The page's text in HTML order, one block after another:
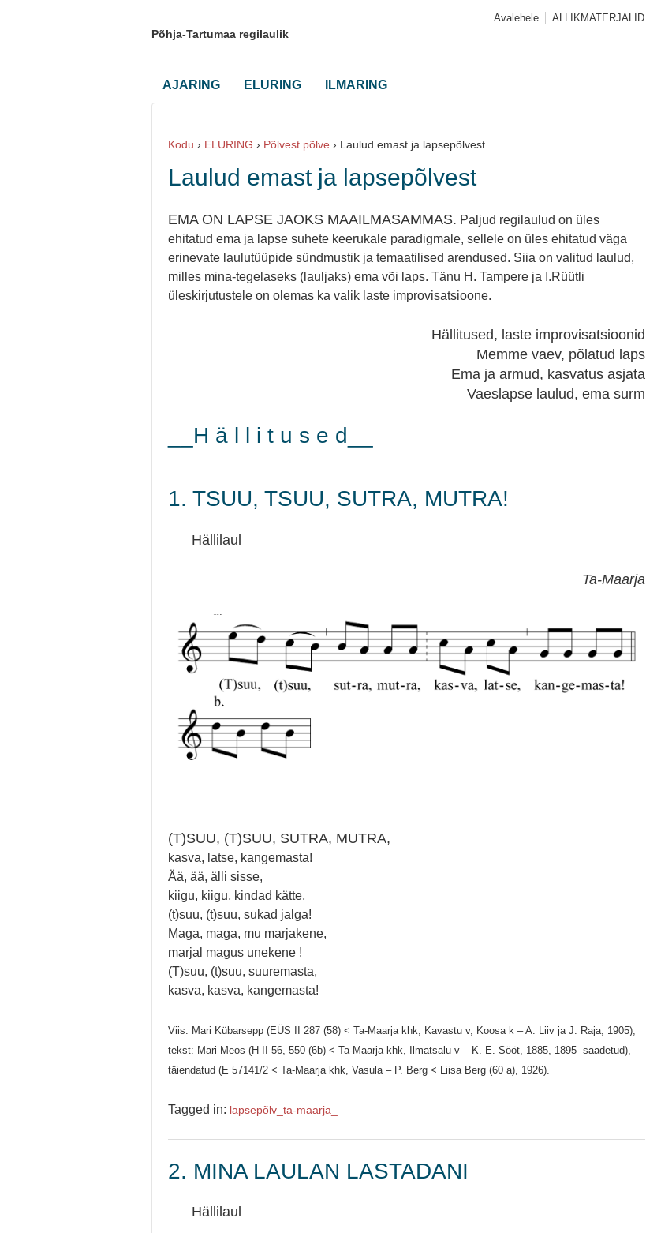
Avalehele ALLIKMATERJALID
Põhja-Tartumaa regilaulik
AJARING ELURING ILMARING
Kodu › ELURING › Põlvest põlve › Laulud emast ja lapsepõlvest
Laulud emast ja lapsepõlvest
EMA ON LAPSE JAOKS MAAILMASAMMAS. Paljud regilaulud on üles
ehitatud ema ja lapse suhete keerukale paradigmale, sellele on üles ehitatud väga
erinevate laulutüüpide sündmustik ja temaatilised arendused. Siia on valitud laulud,
milles mina-tegelaseks (lauljaks) ema või laps. Tänu H. Tampere ja I.Rüütli
üleskirjutustele on olemas ka valik laste improvisatsioone.
Hällitused, laste improvisatsioonid
Memme vaev, põlatud laps
Ema ja armud, kasvatus asjata
Vaeslapse laulud, ema surm
__H ä l l i t u s e d__
1. TSUU, TSUU, SUTRA, MUTRA!
Hällilaul
Ta-Maarja
(T)SUU, (T)SUU, SUTRA, MUTRA,
kasva, latse, kangemasta!
Ää, ää, älli sisse,
kiigu, kiigu, kindad kätte,
(t)suu, (t)suu, sukad jalga!
Maga, maga, mu marjakene,
marjal magus unekene !
(T)suu, (t)suu, suuremasta,
kasva, kasva, kangemasta!
Viis: Mari Kübarsepp (EÜS II 287 (58) < Ta-Maarja khk, Kavastu v, Koosa k – A. Liiv ja J. Raja, 1905);
tekst: Mari Meos (H II 56, 550 (6b) < Ta-Maarja khk, Ilmatsalu v – K. E. Sööt, 1885, 1895 saadetud),
täiendatud (E 57141/2 < Ta-Maarja khk, Vasula – P. Berg < Liisa Berg (60 a), 1926).
Tagged in: lapsepõlv_ ta-maarja_
2. MINA LAULAN LASTADANI
Hällilaul